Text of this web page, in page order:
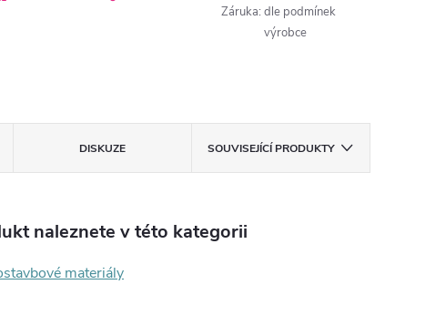
Záruka: dle podmínek
výrobce
DISKUZE SOUVISEJÍCÍ PRODUKTY
naleznete v této kategorii
materiály